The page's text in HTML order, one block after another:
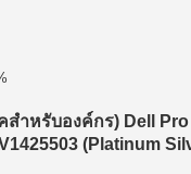
สำหรับองค์กร) Dell Pro
(Platinum